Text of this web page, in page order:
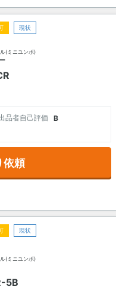
現状
(ミニユンボ)
品者自己評価
B
依頼
現状
(ミニユンボ)
5B